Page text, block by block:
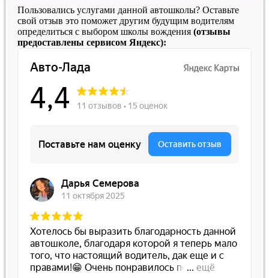
Пользовались услугами данной автошколы? Оставьте
свой отзыв это поможет другим будущим водителям
определиться с выбором школы вождения (отзывы
предоставлены сервисом Яндекс):